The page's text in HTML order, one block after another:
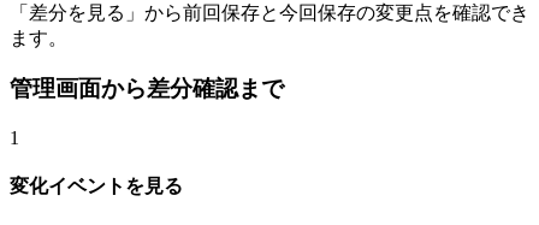
「差分を見る」から前回保存と今回保存の変更点を確認でき
ます。
管理画面から差分確認まで
1
変化イベントを見る